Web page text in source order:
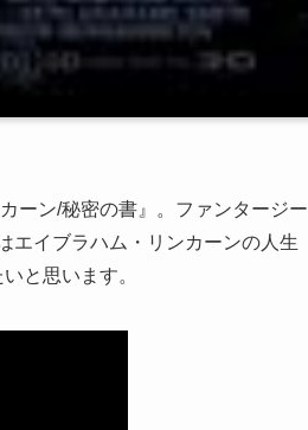
ーン/秘密の書』。ファンタージー
エイブラハム・リンカーンの人生
と思います。